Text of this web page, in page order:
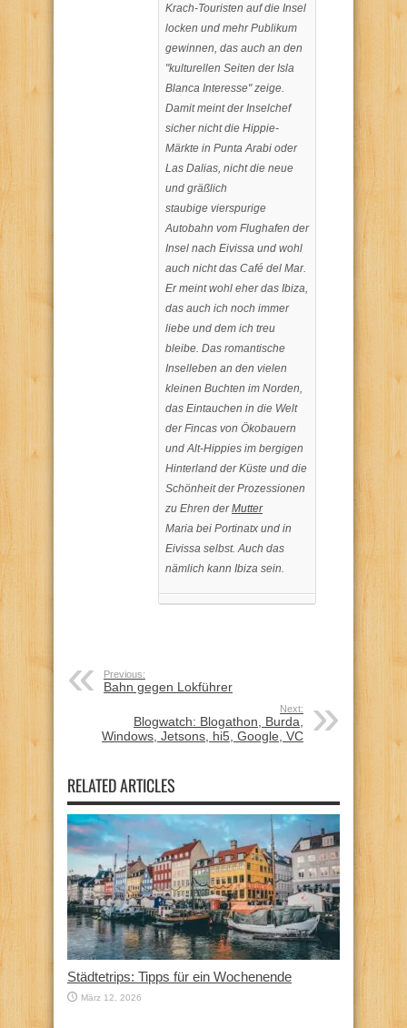
Krach-Touristen auf die Insel
locken und mehr Publikum
gewinnen, das auch an den
"kulturellen Seiten der Isla
Blanca Interesse" zeige.
Damit meint der Inselchef
sicher nicht die Hippie-
Märkte in Punta Arabi oder
Las Dalias, nicht die neue
und gräßlich
staubige vierspurige
Autobahn vom Flughafen der
Insel nach Eivissa und wohl
auch nicht das Café del Mar.
Er meint wohl eher das Ibiza,
das auch ich noch immer
liebe und dem ich treu
bleibe. Das romantische
Inselleben an den vielen
kleinen Buchten im Norden,
das Eintauchen in die Welt
der Fincas von Ökobauern
und Alt-Hippies im bergigen
Hinterland der Küste und die
Schönheit der Prozessionen
zu Ehren derMutter
Maria bei Portinatx und in
Eivissa selbst. Auch das
nämlich kann Ibiza sein.
Previous:
Bahn gegen Lokführer
Next:
Blogwatch: Blogathon, Burda,
Windows, Jetsons, hi5, Google, VC
RELATED ARTICLES
Städtetrips: Tipps für ein Wochenende
März 12, 2026